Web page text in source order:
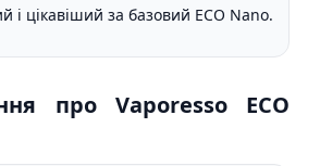
і цікавіший за базовий ECO Nano.
про Vaporesso ECO